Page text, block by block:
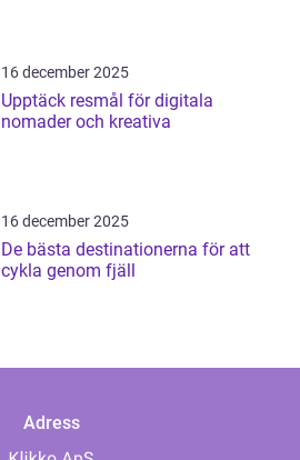
16 december 2025
Upptäck resmål för digitala
nomader och kreativa
16 december 2025
De bästa destinationerna för att
cykla genom fjäll
Adress